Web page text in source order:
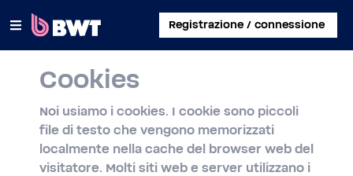
Registrazione / connessione
×
COLLEGATI A
GESTISCI UN ACCOUNT UTENTE
REGISTRA UN KIT SENZA ACCOUNT
Cookies
Noi usiamo i cookies. I cookie sono piccoli
file di testo che vengono memorizzati
localmente nella cache del browser web del
visitatore. Molti siti web e server utilizzano i